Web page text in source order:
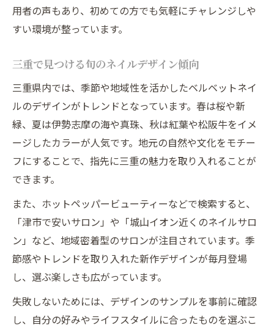
用者の声もあり、初めての方でも気軽にチャレンジしや
すい環境が整っています。
三重で見つける旬のネイルデザイン傾向
三重県内では、季節や地域性を活かしたベルベットネイ
ルのデザインがトレンドとなっています。春は桜や新
緑、夏は伊勢志摩の海や真珠、秋は紅葉や松阪牛をイメ
ージしたカラーが人気です。地元の自然や文化をモチー
フにすることで、指先に三重の魅力を取り入れることが
できます。
また、ホットペッパービューティーなどで検索すると、
「津市で安いサロン」や「城山イオン近くのネイルサロ
ン」など、地域密着型のサロンが注目されています。季
節感やトレンドを取り入れた新作デザインが毎月登場
し、選ぶ楽しさも広がっています。
失敗しないためには、デザインのサンプルを事前に確認
し、自分の好みやライフスタイルに合ったものを選ぶこ